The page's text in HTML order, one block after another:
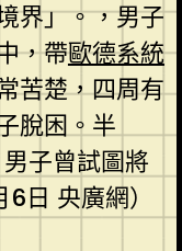
界」。，男子
，帶歐德系統
苦楚，四周有
脫困。半
子曾試圖將
日 央廣網）